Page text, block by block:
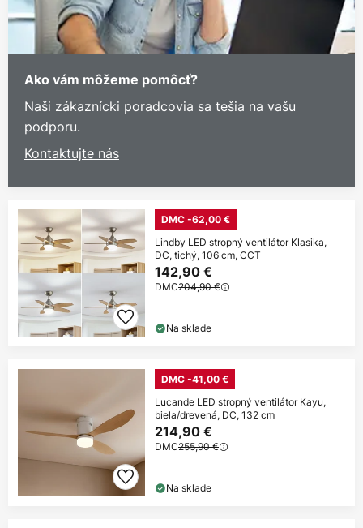
Ako vám môžeme pomôcť?
Naši zákaznícki poradcovia sa tešia na vašu
podporu.
Kontaktujte nás
DMC -62,00 €
Lindby LED stropný ventilátor Klasika,
DC, tichý, 106 cm, CCT
142,90 €
DMC204,90 €
Na sklade
DMC -41,00 €
Lucande LED stropný ventilátor Kayu,
biela/drevená, DC, 132 cm
214,90 €
DMC255,90 €
Na sklade